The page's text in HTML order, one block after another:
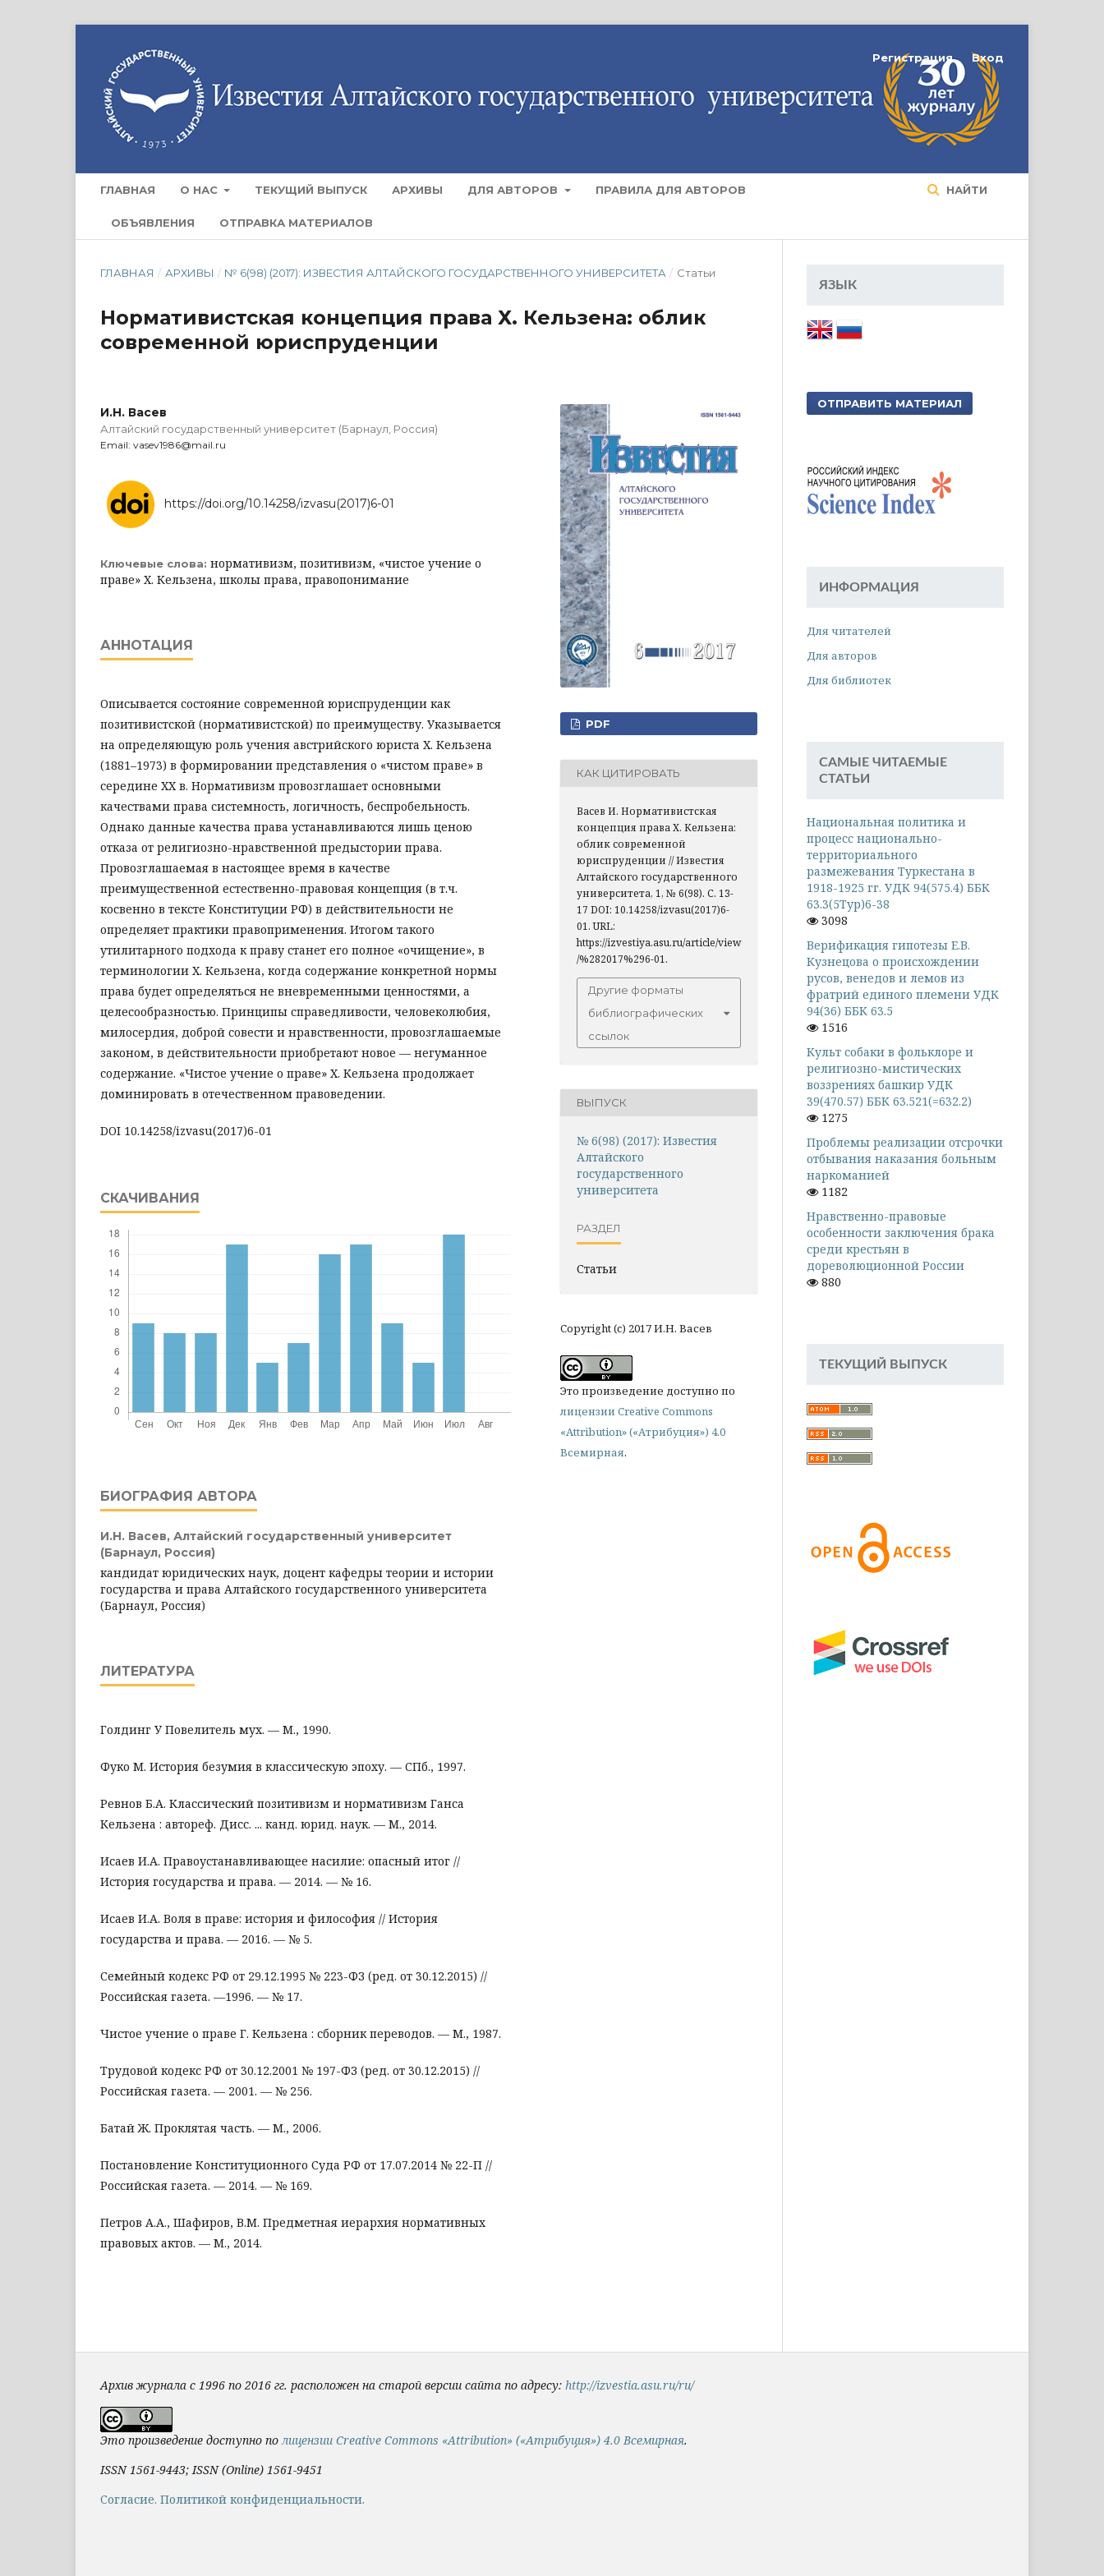
ГЛАВНАЯ О НАС ТЕКУЩИЙ ВЫПУСК АРХИВЫ ДЛЯ АВТОРОВ ПРАВИЛА ДЛЯ АВТОРОВ
ОБЪЯВЛЕНИЯ ОТПРАВКА МАТЕРИАЛОВ
НАЙТИ
Регистрация Вход
ГЛАВНАЯ / АРХИВЫ / № 6(98) (2017): ИЗВЕСТИЯ АЛТАЙСКОГО ГОСУДАРСТВЕННОГО УНИВЕРСИТЕТА / Статьи
Нормативистская концепция права Х. Кельзена: облик
современной юриспруденции
И.Н. Васев
Алтайский государственный университет (Барнаул, Россия)
Email: vasev1986@mail.ru
https://doi.org/10.14258/izvasu(2017)6-01
Ключевые слова: нормативизм, позитивизм, «чистое учение о
праве» Х. Кельзена, школы права, правопонимание
АННОТАЦИЯ
Описывается состояние современной юриспруденции как
позитивистской (нормативистской) по преимуществу. Указывается
на определяющую роль учения австрийского юриста Х. Кельзена
(1881–1973) в формировании представления о «чистом праве» в
середине XX в. Нормативизм провозглашает основными
качествами права системность, логичность, беспробельность.
Однако данные качества права устанавливаются лишь ценою
отказа от религиозно-нравственной предыстории права.
Провозглашаемая в настоящее время в качестве
преимущественной естественно-правовая концепция (в т.ч.
косвенно в тексте Конституции РФ) в действительности не
определяет практики правоприменения. Итогом такого
утилитарного подхода к праву станет его полное «очищение», в
терминологии Х. Кельзена, когда содержание конкретной нормы
права будет определяться не вневременными ценностями, а
целесообразностью. Принципы справедливости, человеколюбия,
милосердия, доброй совести и нравственности, провозглашаемые
законом, в действительности приобретают новое — негуманное
содержание. «Чистое учение о праве» Х. Кельзена продолжает
доминировать в отечественном правоведении.
DOI 10.14258/izvasu(2017)6-01
СКАЧИВАНИЯ
БИОГРАФИЯ АВТОРА
И.Н. Васев, Алтайский государственный университет
(Барнаул, Россия)
кандидат юридических наук, доцент кафедры теории и истории
государства и права Алтайского государственного университета
(Барнаул, Россия)
ЛИТЕРАТУРА
Голдинг У Повелитель мух. — М., 1990.
Фуко М. История безумия в классическую эпоху. — СПб., 1997.
Ревнов Б.А. Классический позитивизм и нормативизм Ганса
Кельзена : автореф. Дисс. ... канд. юрид. наук. — М., 2014.
Исаев И.А. Правоустанавливающее насилие: опасный итог //
История государства и права. — 2014. — № 16.
Исаев И.А. Воля в праве: история и философия // История
государства и права. — 2016. — № 5.
Семейный кодекс РФ от 29.12.1995 № 223-ФЗ (ред. от 30.12.2015) //
Российская газета. —1996. — № 17.
Чистое учение о праве Г. Кельзена : сборник переводов. — М., 1987.
Трудовой кодекс РФ от 30.12.2001 № 197-ФЗ (ред. от 30.12.2015) //
Российская газета. — 2001. — № 256.
Батай Ж. Проклятая часть. — М., 2006.
Постановление Конституционного Суда РФ от 17.07.2014 № 22-П //
Российская газета. — 2014. — № 169.
Петров А.А., Шафиров, В.М. Предметная иерархия нормативных
правовых актов. — М., 2014.
PDF
КАК ЦИТИРОВАТЬ
Васев И. Нормативистская
концепция права Х. Кельзена:
облик современной
юриспруденции // Известия
Алтайского государственного
университета, 1, № 6(98). С. 13-
17 DOI: 10.14258/izvasu(2017)6-
01. URL:
https://izvestiya.asu.ru/article/view
/%282017%296-01.
Другие форматы
библиографических
ссылок
ВЫПУСК
№ 6(98) (2017): Известия
Алтайского
государственного
университета
РАЗДЕЛ
Статьи
Copyright (c) 2017 И.Н. Васев
Это произведение доступно по
лицензии Creative Commons
«Attribution» («Атрибуция») 4.0
Всемирная.
ЯЗЫК
ОТПРАВИТЬ МАТЕРИАЛ
ИНФОРМАЦИЯ
Для читателей
Для авторов
Для библиотек
САМЫЕ ЧИТАЕМЫЕ
СТАТЬИ
Национальная политика и
процесс национально-
территориального
размежевания Туркестана в
1918-1925 гг. УДК 94(575.4) ББК
63.3(5Тур)6-38
3098
Верификация гипотезы Е.В.
Кузнецова о происхождении
русов, венедов и лемов из
фратрий единого племени УДК
94(36) ББК 63.5
1516
Культ собаки в фольклоре и
религиозно-мистических
воззрениях башкир УДК
39(470.57) ББК 63.521(=632.2)
1275
Проблемы реализации отсрочки
отбывания наказания больным
наркоманией
1182
Нравственно-правовые
особенности заключения брака
среди крестьян в
дореволюционной России
880
ТЕКУЩИЙ ВЫПУСК
Архив журнала с 1996 по 2016 гг. расположен на старой версии сайта по адресу: http://izvestia.asu.ru/ru/
Это произведение доступно полицензии Creative Commons «Attribution» («Атрибуция») 4.0 Всемирная.
ISSN 1561-9443; ISSN (Online) 1561-9451
Cогласие. Политикой конфиденциальности.